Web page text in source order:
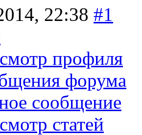
22:38 #1
профиля
форума
сообщение
статей